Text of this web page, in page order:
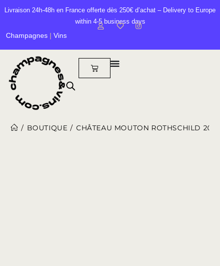
Livraison 24h-48h en France offerte dès 250€ d’achat – Delivery to Europe
within 4-5 business days
Champagnes | Vins
/ BOUTIQUE / CHÂTEAU MOUTON ROTHSCHILD